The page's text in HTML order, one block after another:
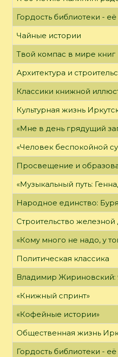
Гордость библиотеки -
Чайные истории
Твой компас в мире книг
Архитектура и
Классики книжной
Культурная жизнь
«Мне в день грядущий
«Человек беспокойной
Просвещение и
«Музыкальный путь:
Народное единство:
Строительство
«Кому много не надо, у
Политическая классика
Владимир Жириновский:
«Книжный спринт»
«Кофейные истории»
Общественная жизнь
Гордость библиотеки -